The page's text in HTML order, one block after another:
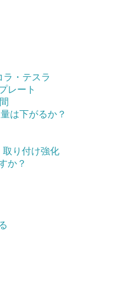
ラ・テスラ
レート
は下がるか？
取り付け強化
か？